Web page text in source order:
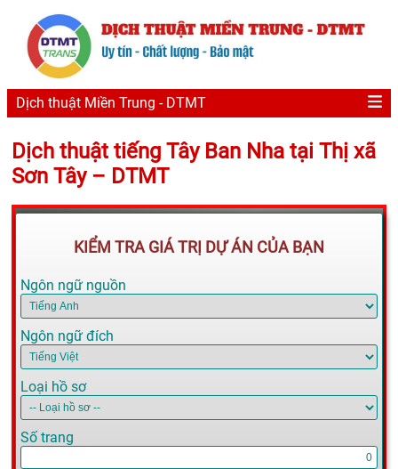
Dịch thuật Miền Trung - DTMT
Dịch thuật tiếng Tây Ban Nha tại Thị xã
Sơn Tây – DTMT
KIỂM TRA GIÁ TRỊ DỰ ÁN CỦA BẠN
Ngôn ngữ nguồn
Ngôn ngữ đích
Loại hồ sơ
Số trang